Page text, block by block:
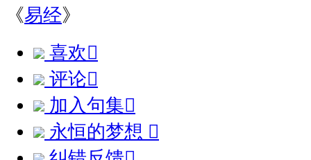
《易经》
喜欢
评论
加入句集
永恒的梦想 